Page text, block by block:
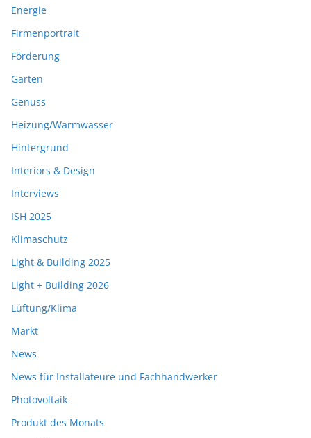
Energie
Firmenportrait
Förderung
Garten
Genuss
Heizung/Warmwasser
Hintergrund
Interiors & Design
Interviews
ISH 2025
Klimaschutz
Light & Building 2025
Light + Building 2026
Lüftung/Klima
Markt
News
News für Installateure und Fachhandwerker
Photovoltaik
Produkt des Monats